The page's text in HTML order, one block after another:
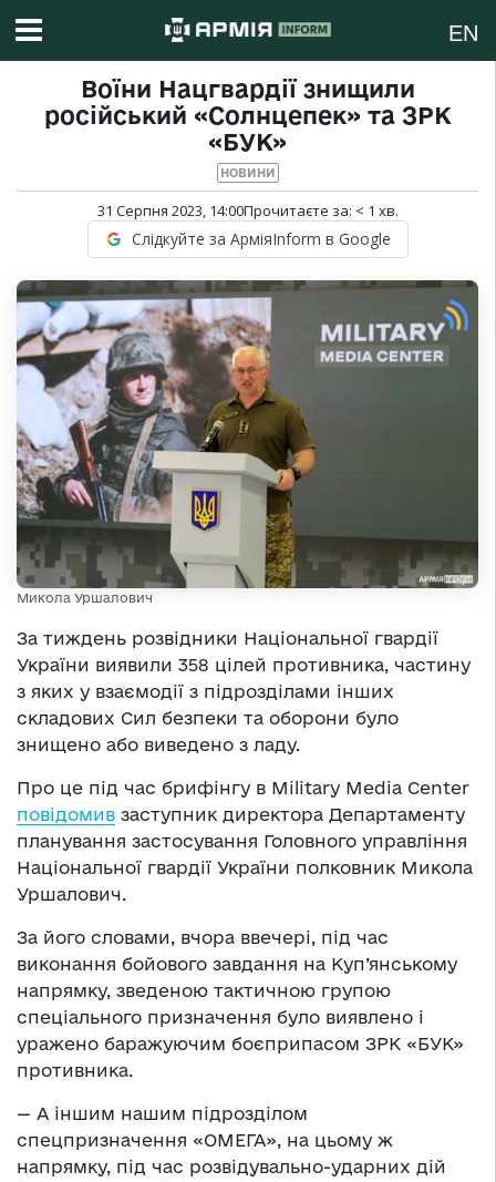
EN
Воїни Нацгвардії знищили
російський «Солнцепек» та ЗРК
«БУК»
НОВИНИ
31 Серпня 2023, 14:00Прочитаєте за: < 1 хв.
Слідкуйте за АрміяInform в Google
Микола Уршалович
За тиждень розвідники Національної гвардії
України виявили 358 цілей противника, частину
з яких у взаємодії з підрозділами інших
складових Сил безпеки та оборони було
знищено або виведено з ладу.
Про це під час брифінгу в Military Media Center
повідомив заступник директора Департаменту
планування застосування Головного управління
Національної гвардії України полковник Микола
Уршалович.
За його словами, вчора ввечері, під час
виконання бойового завдання на Куп’янському
напрямку, зведеною тактичною групою
спеціального призначення було виявлено і
уражено баражуючим боєприпасом ЗРК «БУК»
противника.
— А іншим нашим підрозділом
спецпризначення «ОМЕГА», на цьому ж
напрямку, під час розвідувально-ударних дій